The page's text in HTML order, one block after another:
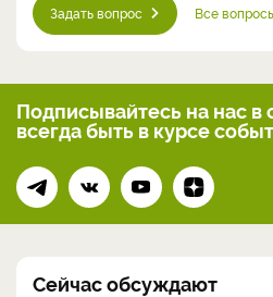
Задать вопрос Все
Подписывайтесь на нас в
всегдабыть в курсе
Сейчас обсуждают